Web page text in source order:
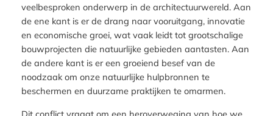
veelbesproken onderwerp in de architectuurwereld. Aan
de ene kant is er de drang naar vooruitgang, innovatie
en economische groei, wat vaak leidt tot grootschalige
bouwprojecten die natuurlijke gebieden aantasten. Aan
de andere kant is er een groeiend besef van de
noodzaak om onze natuurlijke hulpbronnen te
beschermen en duurzame praktijken te omarmen.
Dit conflict vraagt om een heroverweging van hoe we